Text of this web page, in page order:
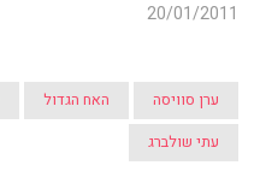
20/01/2011
ערן סוויסה האח הגדול
עתי שולברג